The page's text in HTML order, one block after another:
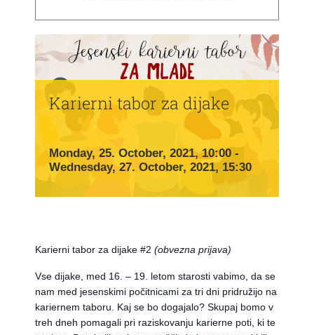
Karierni tabor za dijake
Monday, 25. October, 2021, 10:00 -
Wednesday, 27. October, 2021, 15:30
Karierni tabor za dijake #2 (obvezna prijava)
Vse dijake, med 16. – 19. letom starosti vabimo, da se
nam med jesenskimi počitnicami za tri dni pridružijo na
kariernem taboru. Kaj se bo dogajalo? Skupaj bomo v
treh dneh pomagali pri raziskovanju karierne poti, ki te